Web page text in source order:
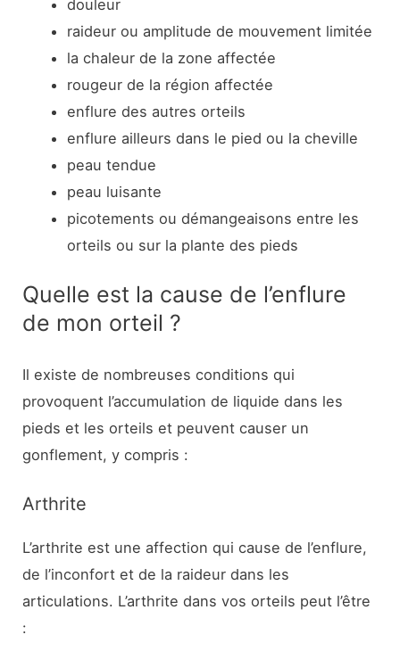
douleur
raideur ou amplitude de mouvement limitée
la chaleur de la zone affectée
rougeur de la région affectée
enflure des autres orteils
enflure ailleurs dans le pied ou la cheville
peau tendue
peau luisante
picotements ou démangeaisons entre les
orteils ou sur la plante des pieds
Quelle est la cause de l’enflure
de mon orteil ?
Il existe de nombreuses conditions qui
provoquent l’accumulation de liquide dans les
pieds et les orteils et peuvent causer un
gonflement, y compris :
Arthrite
L’arthrite est une affection qui cause de l’enflure,
de l’inconfort et de la raideur dans les
articulations. L’arthrite dans vos orteils peut l’être
: